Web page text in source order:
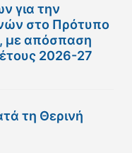
για την
στο Πρότυπο
με απόσπαση
έτους 2026-27
τη Θερινή